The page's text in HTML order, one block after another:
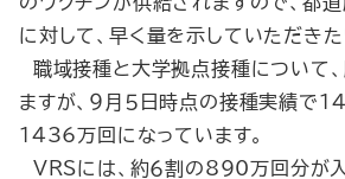
に対して、早く量を示していただきた
職域接種と大学拠点接種について
ますが、９月５日時点の接種実績で
1436万回になっています。
VRSには、約６割の890万回分が